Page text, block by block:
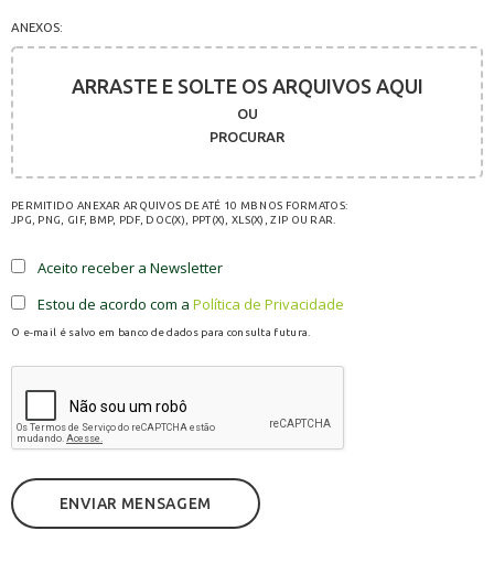
ANEXOS:
ARRASTE E SOLTE OS ARQUIVOS AQUI
OU
PROCURAR
PERMITIDO ANEXAR ARQUIVOS DE ATÉ 10 MB NOS FORMATOS:
JPG, PNG, GIF, BMP, PDF, DOC(X), PPT(X), XLS(X), ZIP OU RAR.
Aceito receber a Newsletter
Estou de acordo com aPolítica de Privacidade
O e-mail é salvo em banco de dados para consulta futura.